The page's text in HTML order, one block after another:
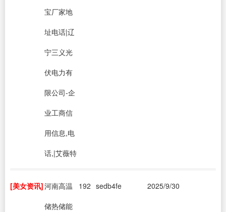
宝厂家地
址电话|辽
宁三义光
伏电力有
限公司-企
业工商信
用信息,电
话,|艾薇特
[美女资讯]河南高温
储热储能
192 sedb4fe 2025/9/30